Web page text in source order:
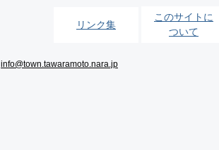
リンク集
このサイトに
ついて
info@town.tawaramoto.nara.jp